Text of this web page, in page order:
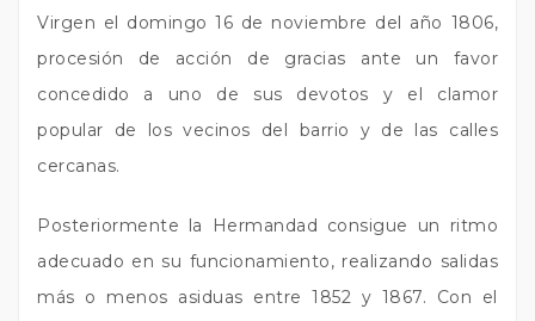
Virgen el domingo 16 de noviembre del año 1806,
procesión de acción de gracias ante un favor
concedido a uno de sus devotos y el clamor
popular de los vecinos del barrio y de las calles
cercanas.
Posteriormente la Hermandad consigue un ritmo
adecuado en su funcionamiento, realizando salidas
más o menos asiduas entre 1852 y 1867. Con el